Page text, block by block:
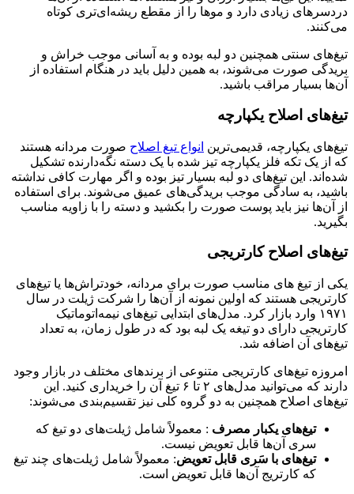
دردسرهای زیادی دارد و موها را از مقطع ریشه‌ای‌تری کوتاه
می‌کنند.
تیغ‌های سنتی همچنین دو لبه بوده و به آسانی موجب خراش و
بریدگی صورت می‌شوند، به همین دلیل باید در هنگام استفاده از
آن‌ها بسیار مراقب باشید.
تیغ‌های اصلاح یکپارچه
تیغ‌های یکپارچه، قدیمی‌ترین انواع تیغ اصلاح صورت مردانه هستند
که از یک تکه فلز یکپارچه تیز شده با یک دسته نگه‌دارنده تشکیل
شده‌اند. این تیغ‌های دو لبه بسیار تیز بوده و اگر مهارت کافی نداشته
باشید، به سادگی موجب بریدگی‌های عمیق می‌شوند. برای استفاده
از آن‌ها نیز باید پوست صورت را بکشید و دسته را با زاویه مناسب
بگیرید.
تیغ‌های اصلاح کارتریجی
یکی از تیغ های مناسب صورت برای مردانه، خودتراش‌ها یا تیغ‌های
کارتریجی هستند که اولین نمونه از آن‌ها را شرکت ژیلت در سال
۱۹۷۱ وارد بازار کرد. مدل‌های ابتدایی تیغ‌های نیمه‌اتوماتیک
کارتریجی دارای دو تیغه یک لبه بود که در طول زمان، به تعداد
تیغ‌های آن اضافه شد.
امروزه تیغ‌های کارتریجی متنوعی از برندهای مختلف در بازار وجود
دارند که می‌توانید مدل‌های ۲ تا ۶ تیغ آن را خریداری کنید. این
تیغ‌های اصلاح همچنین به دو گروه کلی نیز تقسیم‌بندی می‌شوند:
تیغ‌های یکبار مصرف : معمولاً شامل ژیلت‌های دو تیغ که
سری آن‌ها قابل تعویض نیست.
تیغ‌های با سَری قابل تعویض: معمولاً شامل ژیلت‌های چند تیغ
که کارتریج آن‌‌ها قابل تعویض است.